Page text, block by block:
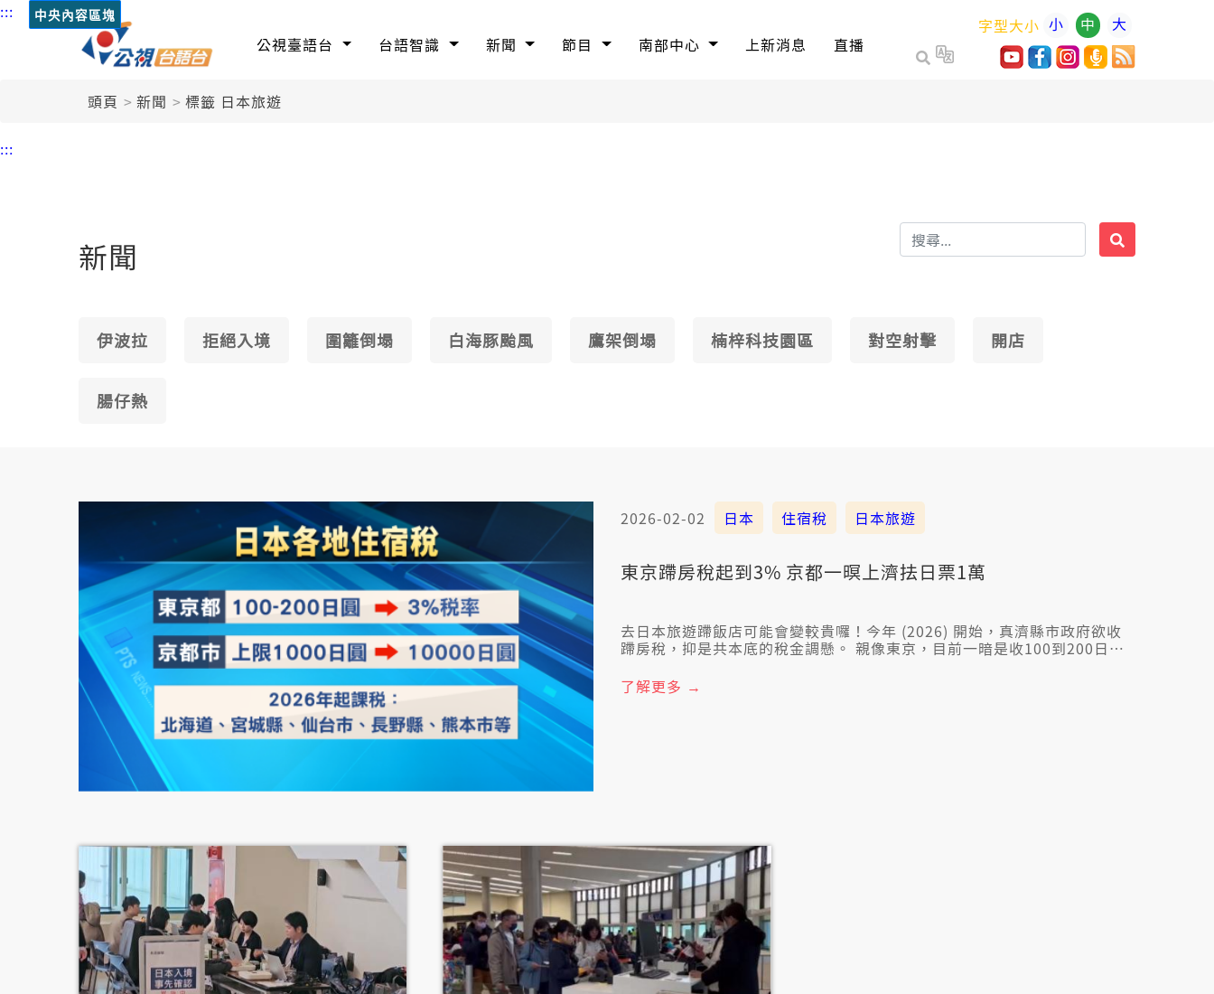
::: 中央內容區塊
公視臺語台 台語智識 新聞 節目 南部中心 上新消息 直播
字型大小 小 中 大
頭頁 新聞 標籤 日本旅遊
:::
新聞
伊波拉 拒絕入境 圍籬倒塌 白海豚颱風 鷹架倒塌 楠梓科技園區 對空射擊 開店
腸仔熱
2026-02-02 日本 住宿稅 日本旅遊
東京蹛房稅起到3% 京都一暝上濟抾日票1萬
去日本旅遊蹛飯店可能會變較貴囉！今年 (2026) 開始，真濟縣市政府欲收
蹛房稅，抑是共本底的稅金調懸。 親像東京，目前一暗是收100到200日
用來解決過度旅遊的問題，毋過也引起旅客和業者反彈。
了解更多 →